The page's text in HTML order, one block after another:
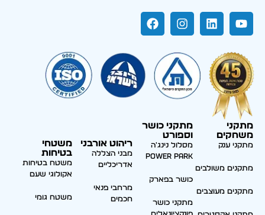
מתקני
משחקים
מתקני ענק
מתקנים משולבים
מתקנים מעוצבים
מתקני כושר
וספורט
מסלול נינג'ה
Power park
כושר בפארק
מתקני כושר
ריהוט אורבני
מבני הצללה
אדריכליים
מרחבי פנאי
חכמים
משטחי
בטיחות
משטח בטיחות
אקולוגי שעם
משטח גומי